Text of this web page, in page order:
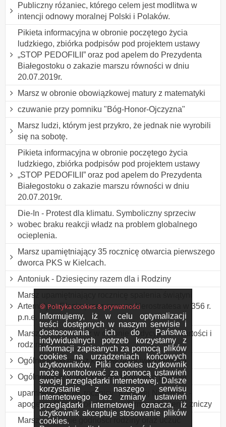
🍪 Polityka cookies & prywatności
Informujemy, iż w celu optymalizacji
treści dostępnych w naszym serwisie i
dostosowania ich do Państwa
indywidualnych potrzeb korzystamy z
informacji zapisanych za pomocą plików
cookies na urządzeniach końcowych
użytkowników. Pliki cookies użytkownik
może kontrolować za pomocą ustawień
swojej przeglądarki internetowej. Dalsze
korzystanie z naszego serwisu
internetowego bez zmiany ustawień
przeglądarki internetowej oznacza, iż
użytkownik akceptuje stosowanie plików
cookies.
Publiczny różaniec, którego celem jest modlitwa w
intencji odnowy moralnej Polski i Polaków.
Pikieta informacyjna w obronie poczętego życia
ludzkiego, zbiórka podpisów pod projektem ustawy
„STOP PEDOFILII” oraz pod apelem do Prezydenta
Białegostoku o zakazie marszu równości w dniu
20.07.2019r.
Marsz w obronie obowiązkowej matury z matematyki
czuwanie przy pomniku "Bóg-Honor-Ojczyzna"
Marsz ludzi, którym jest przykro, że jednak nie wyrobili
się na sobotę.
Pikieta informacyjna w obronie poczętego życia
ludzkiego, zbiórka podpisów pod projektem ustawy
„STOP PEDOFILII” oraz pod apelem do Prezydenta
Białegostoku o zakazie marszu równości w dniu
20.07.2019r.
Die-In - Protest dla klimatu. Symboliczny sprzeciw
wobec braku reakcji władz na problem globalnego
ocieplenia.
Marsz upamiętniający 35 rocznicę otwarcia pierwszego
dworca PKS w Kielcach.
Antoniuk - Dziesięciny razem dla i Rodziny
Marsz upamiętniający rocznicę spalenia świątyni
Artemidy w Efezie przez szewca Herostratesa w 356 r.
p.n.e.
Marsz rodzin - marsz w obronie tradycyjnych wartości i
rodziny
Ogólnopolski marsz kibiców przeciwko pedofilii
Ogólnopolski marsz kibiców przeciwko pedofilii
upamiętnienie 76. rocznicy "Krwawej Niedzieli" -
apogeum Rzezi Wołyńskiej, w formie zapalenia zniczy
Marsz w obronie godności rodziny oraz uczuć